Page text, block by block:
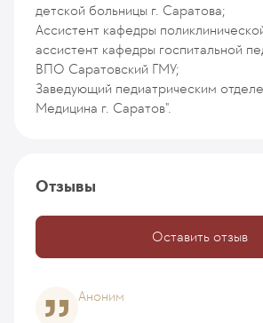
детской больницы г. Саратова;
Ассистент кафедры
ассистент кафедры госпитальной
ВПО Саратовский ГМУ;
Заведующий педиатрическим
Медицина г. Саратов".
Отзывы
Оставить отзыв
Аноним